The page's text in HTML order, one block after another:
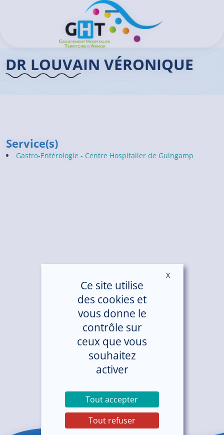
Ouvrir/Fermer le menu
>Dr LOUVAIN Véronique
DR LOUVAIN VÉRONIQUE
Service(s)
Gastro-Entérologie - Centre Hospitalier de Guingamp
Panneau de gestion des cookies
Ce site utilise
des cookies et
vous donne le
contrôle sur
ceux que vous
souhaitez
activer
Tout accepter
Tout refuser
XMasquer le